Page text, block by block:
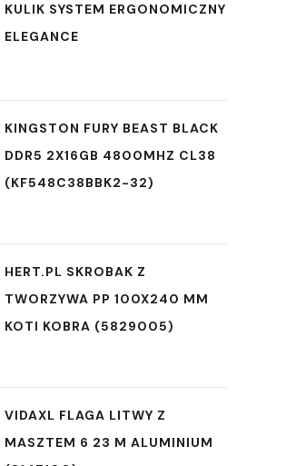
KULIK SYSTEM ERGONOMICZNY
ELEGANCE
KINGSTON FURY BEAST BLACK
DDR5 2X16GB 4800MHZ CL38
(KF548C38BBK2-32)
HERT.PL SKROBAK Z
TWORZYWA PP 100X240 MM
KOTI KOBRA (5829005)
VIDAXL FLAGA LITWY Z
MASZTEM 6 23 M ALUMINIUM